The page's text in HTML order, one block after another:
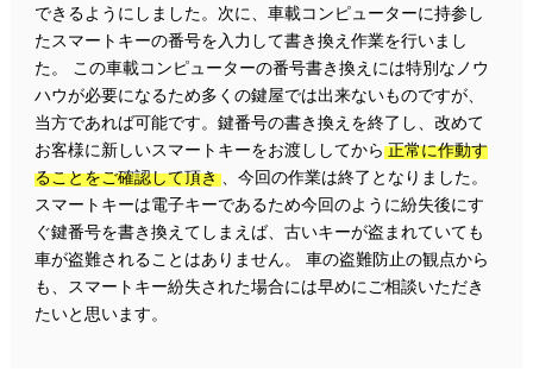
できるようにしました。次に、車載コンピューターに持参し
たスマートキーの番号を入力して書き換え作業を行いまし
た。 この車載コンピューターの番号書き換えには特別なノウ
ハウが必要になるため多くの鍵屋では出来ないものですが、
当方であれば可能です。鍵番号の書き換えを終了し、改めて
お客様に新しいスマートキーをお渡ししてから 正常に作動す
ることをご確認して頂き、今回の作業は終了となりました。
スマートキーは電子キーであるため今回のように紛失後にす
ぐ鍵番号を書き換えてしまえば、古いキーが盗まれていても
車が盗難されることはありません。 車の盗難防止の観点から
も、スマートキー紛失された場合には早めにご相談いただき
たいと思います。